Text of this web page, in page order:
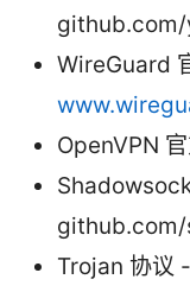
WireGuard
OpenVPN
Trojan 协议